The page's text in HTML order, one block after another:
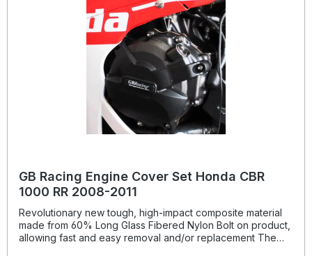
GB Racing Engine Cover Set Honda CBR
1000 RR 2008-2011
Revolutionary new tough, high-impact composite material
made from 60% Long Glass Fibered Nylon Bolt on product,
allowing fast and easy removal and/or replacement The